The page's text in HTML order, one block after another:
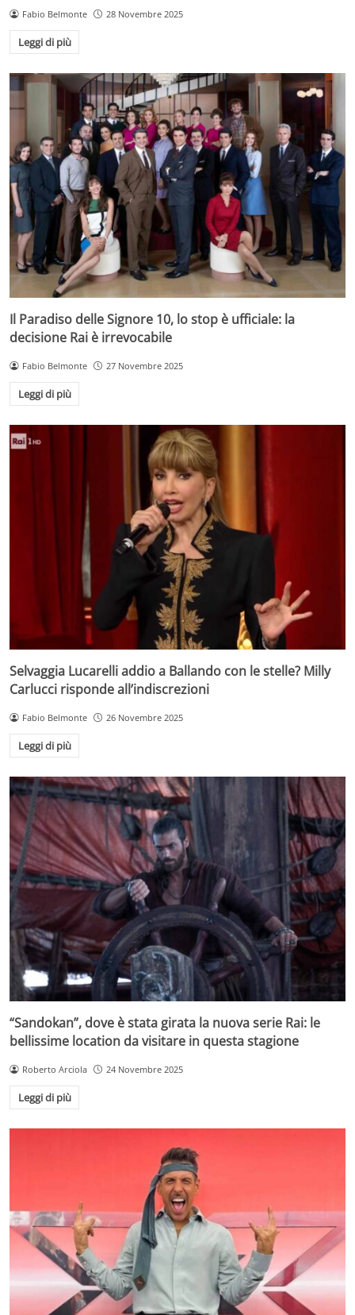
Fabio Belmonte 28 Novembre 2025
Leggi di più
Il Paradiso delle Signore 10, lo stop è ufficiale: la
decisione Rai è irrevocabile
Fabio Belmonte 27 Novembre 2025
Leggi di più
Selvaggia Lucarelli addio a Ballando con le stelle? Milly
Carlucci risponde all’indiscrezioni
Fabio Belmonte 26 Novembre 2025
Leggi di più
“Sandokan”, dove è stata girata la nuova serie Rai: le
bellissime location da visitare in questa stagione
Roberto Arciola 24 Novembre 2025
Leggi di più